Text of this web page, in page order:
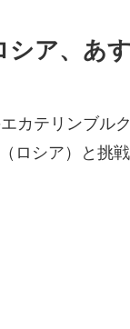
ア、あ
カテリンブル
ロシア）と挑